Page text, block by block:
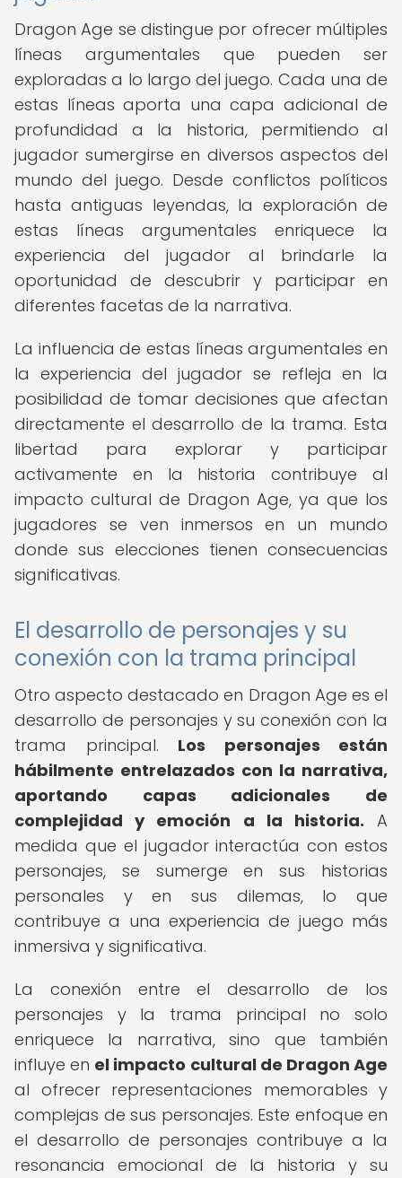
Dragon Age se distingue por ofrecer múltiples
líneas argumentales que pueden ser
exploradas a lo largo del juego. Cada una de
estas líneas aporta una capa adicional de
profundidad a la historia, permitiendo al
jugador sumergirse en diversos aspectos del
mundo del juego. Desde conflictos políticos
hasta antiguas leyendas, la exploración de
estas líneas argumentales enriquece la
experiencia del jugador al brindarle la
oportunidad de descubrir y participar en
diferentes facetas de la narrativa.
La influencia de estas líneas argumentales en
la experiencia del jugador se refleja en la
posibilidad de tomar decisiones que afectan
directamente el desarrollo de la trama. Esta
libertad para explorar y participar
activamente en la historia contribuye al
impacto cultural de Dragon Age, ya que los
jugadores se ven inmersos en un mundo
donde sus elecciones tienen consecuencias
significativas.
El desarrollo de personajes y su
conexión con la trama principal
Otro aspecto destacado en Dragon Age es el
desarrollo de personajes y su conexión con la
trama principal. Los personajes están
hábilmente entrelazados con la narrativa,
aportando capas adicionales de
complejidad y emoción a la historia. A
medida que el jugador interactúa con estos
personajes, se sumerge en sus historias
personales y en sus dilemas, lo que
contribuye a una experiencia de juego más
inmersiva y significativa.
La conexión entre el desarrollo de los
personajes y la trama principal no solo
enriquece la narrativa, sino que también
influye en el impacto cultural de Dragon Age
al ofrecer representaciones memorables y
complejas de sus personajes. Este enfoque en
el desarrollo de personajes contribuye a la
resonancia emocional de la historia y su